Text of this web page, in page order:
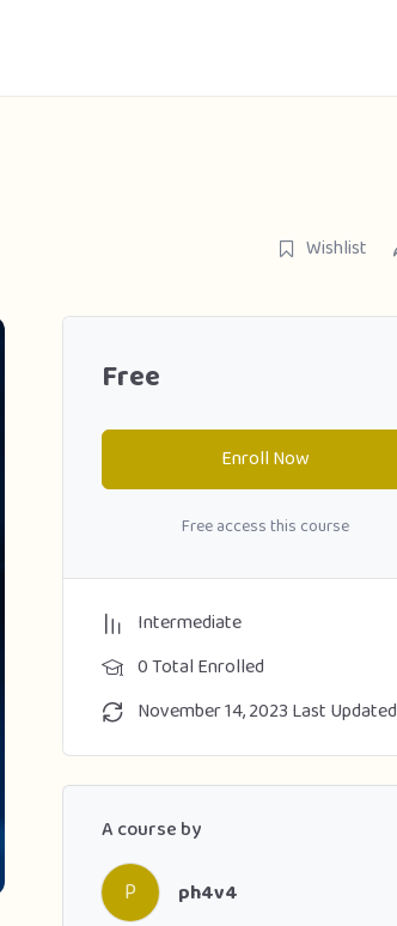
Wishlist
Free
Enroll Now
Free access this course
Intermediate
0 Total Enrolled
November 14, 2023 Last Updated
A course by
P ph4v4